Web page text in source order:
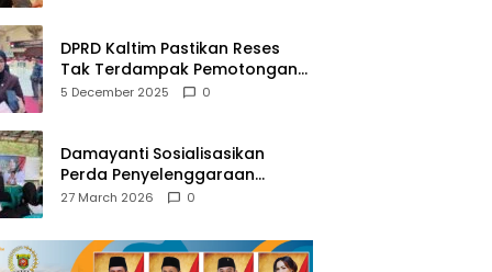
DPRD Kaltim Pastikan Reses
Tak Terdampak Pemotongan
Transfer Dana Pusat
5 December 2025 0
Damayanti Sosialisasikan
Perda Penyelenggaraan
Pendidikan Pancasila dan
27 March 2026 0